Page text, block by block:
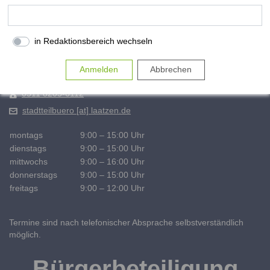
Link zur Google-Maps Navigation
Marktplatz 6
0511 8205-6112
stadtteilbuero [at] laatzen.de
montags
9:00 – 15:00 Uhr
dienstags
9:00 – 15:00 Uhr
mittwochs
9:00 – 16:00 Uhr
donnerstags
9:00 – 15:00 Uhr
freitags
9:00 – 12:00 Uhr
Termine sind nach telefonischer Absprache selbstverständlich
möglich.
in Redaktionsbereich wechseln